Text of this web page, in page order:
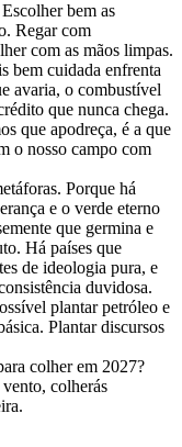
bem as
Regar com
com as mãos limpas.
bem cuidada enfrenta
avaria, o combustível
que nunca chega.
que apodreça, é a que
o nosso campo com
Porque há
e o verde eterno
que germina e
Há países que
de ideologia pura, e
duvidosa.
plantar petróleo e
Plantar discursos
colher em 2027?
colherás